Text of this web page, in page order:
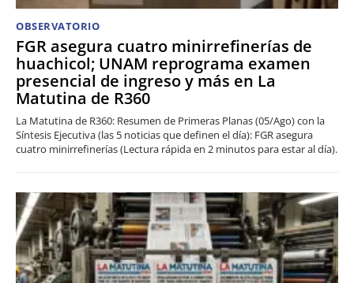
OBSERVATORIO
FGR asegura cuatro minirrefinerías de
huachicol; UNAM reprograma examen
presencial de ingreso y más en La
Matutina de R360
La Matutina de R360: Resumen de Primeras Planas (05/Ago) con la
Síntesis Ejecutiva (las 5 noticias que definen el día): FGR asegura
cuatro minirrefinerías (Lectura rápida en 2 minutos para estar al día).